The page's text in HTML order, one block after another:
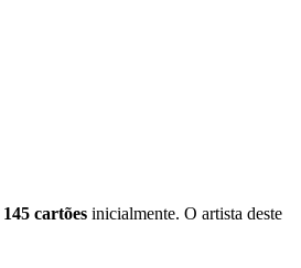
145 cartões inicialmente. O artista deste